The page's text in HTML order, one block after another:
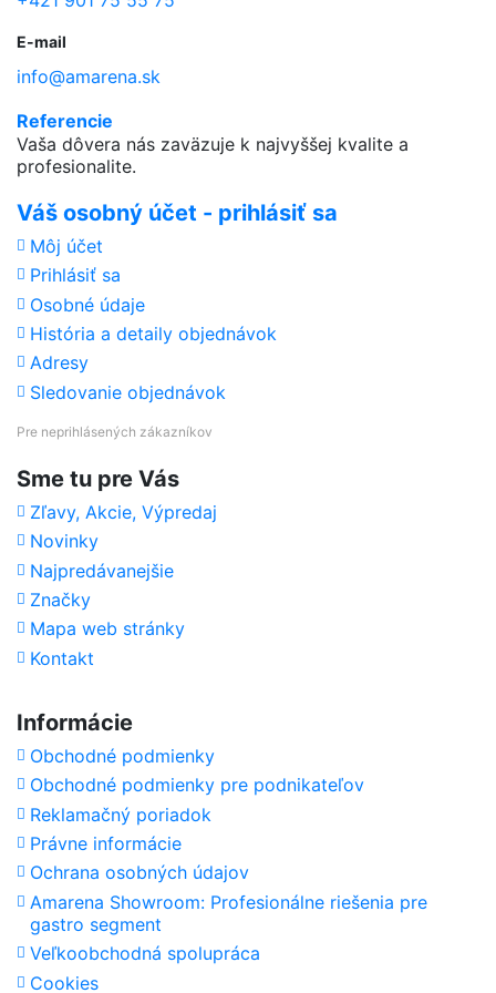
E-mail
info@amarena.sk
Referencie
Vaša dôvera nás zaväzuje k najvyššej kvalite a
profesionalite.
Váš osobný účet - prihlásiť sa
Môj účet
Prihlásiť sa
Osobné údaje
História a detaily objednávok
Adresy
Sledovanie objednávok
Pre neprihlásených zákazníkov
Sme tu pre Vás
Zľavy, Akcie, Výpredaj
Novinky
Najpredávanejšie
Značky
Mapa web stránky
Kontakt
Informácie
Obchodné podmienky
Obchodné podmienky pre podnikateľov
Reklamačný poriadok
Právne informácie
Ochrana osobných údajov
Amarena Showroom: Profesionálne riešenia pre
gastro segment
Veľkoobchodná spolupráca
Cookies